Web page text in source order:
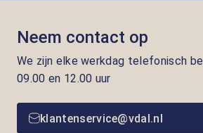
Neem contact op
We zijn elke werkdag telefonisch
09.00 en 12.00 uur
klantenservice@vdal.nl